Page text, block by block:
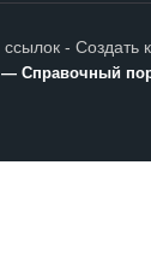
- Создать
— Справочный